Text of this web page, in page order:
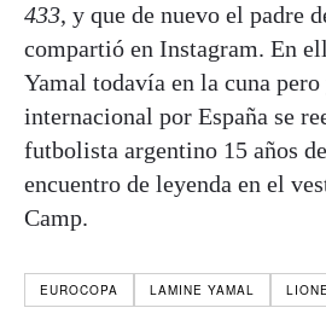
433, y que de nuevo el padre
compartió en Instagram. En
Yamal todavía en la cuna
internacional por España se
futbolista argentino 15 años
encuentro de leyenda en el
Camp.
EUROCOPA LAMINE YAMAL